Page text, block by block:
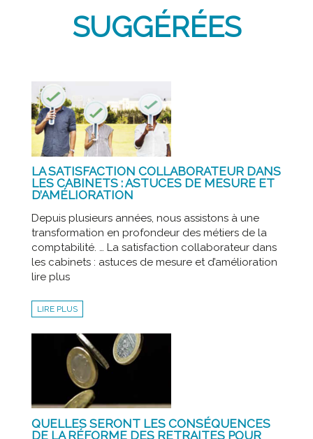
SUGGÉRÉES
LA SATISFACTION COLLABORATEUR DANS
LES CABINETS : ASTUCES DE MESURE ET
D’AMÉLIORATION
Depuis plusieurs années, nous assistons à une
transformation en profondeur des métiers de la
comptabilité. … La satisfaction collaborateur dans
les cabinets : astuces de mesure et d’amélioration
lire plus
LIRE PLUS
QUELLES SERONT LES CONSÉQUENCES
DE LA RÉFORME DES RETRAITES POUR